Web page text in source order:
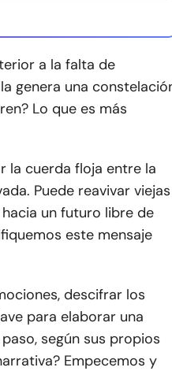
a la falta de
genera una
Lo que es más
la cuerda floja entre la
Puede reavivar viejas
un futuro libre de
este mensaje
descifrar los
para elaborar una
según sus propios
Empecemos y